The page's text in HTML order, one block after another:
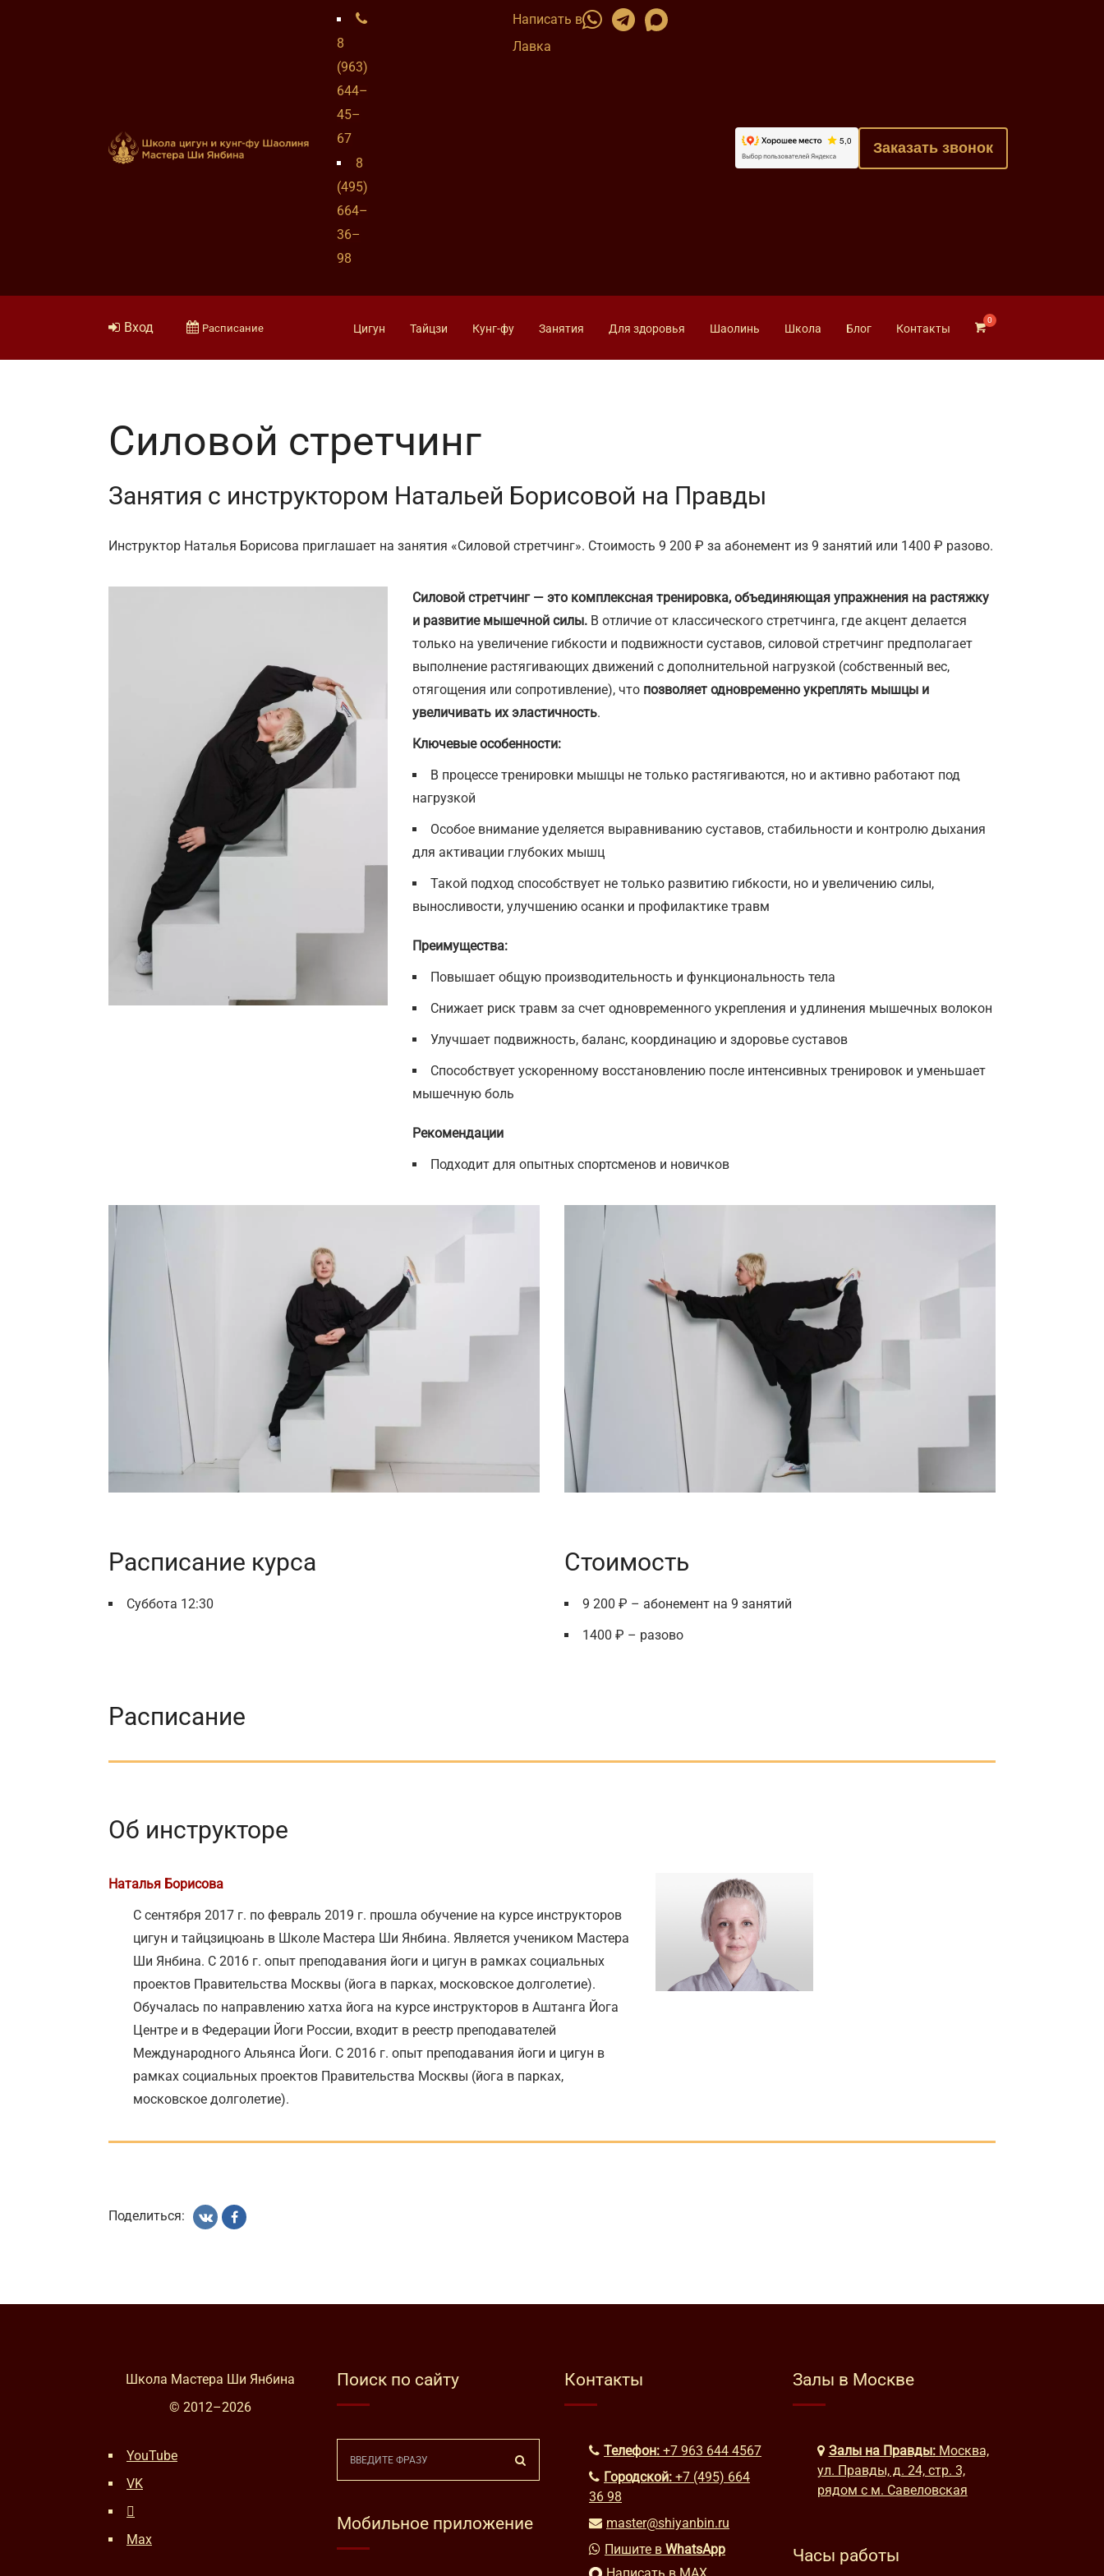
8
(963)
644–
45–
67
8
(495)
664–
36–
98
Написать в
Лавка
Заказать звонок
Вход Расписание Цигун Тайцзи Кунг-фу Занятия Для здоровья Шаолинь Школа Блог Контакты
Силовой стретчинг
Занятия с инструктором Натальей Борисовой на Правды
Инструктор Наталья Борисова приглашает на занятия «Силовой стретчинг». Стоимость 9 200 ₽ за абонемент из 9 занятий или 1400 ₽ разово.
Силовой стретчинг — это комплексная тренировка, объединяющая упражнения на растяжку
и развитие мышечной силы. В отличие от классического стретчинга, где акцент делается
только на увеличение гибкости и подвижности суставов, силовой стретчинг предполагает
выполнение растягивающих движений с дополнительной нагрузкой (собственный вес,
отягощения или сопротивление), что позволяет одновременно укреплять мышцы и
увеличивать их эластичность.
Ключевые особенности:
В процессе тренировки мышцы не только растягиваются, но и активно работают под
нагрузкой
Особое внимание уделяется выравниванию суставов, стабильности и контролю дыхания
для активации глубоких мышц
Такой подход способствует не только развитию гибкости, но и увеличению силы,
выносливости, улучшению осанки и профилактике травм
Преимущества:
Повышает общую производительность и функциональность тела
Снижает риск травм за счет одновременного укрепления и удлинения мышечных волокон
Улучшает подвижность, баланс, координацию и здоровье суставов
Способствует ускоренному восстановлению после интенсивных тренировок и уменьшает
мышечную боль
Рекомендации
Подходит для опытных спортсменов и новичков
Расписание курса
Суббота 12:30
Стоимость
9 200 ₽ – абонемент на 9 занятий
1400 ₽ – разово
Расписание
Об инструкторе
Наталья Борисова
С сентября 2017 г. по февраль 2019 г. прошла обучение на курсе инструкторов
цигун и тайцзицюань в Школе Мастера Ши Янбина. Является учеником Мастера
Ши Янбина. С 2016 г. опыт преподавания йоги и цигун в рамках социальных
проектов Правительства Москвы (йога в парках, московское долголетие).
Обучалась по направлению хатха йога на курсе инструкторов в Аштанга Йога
Центре и в Федерации Йоги России, входит в реестр преподавателей
Международного Альянса Йоги. С 2016 г. опыт преподавания йоги и цигун в
рамках социальных проектов Правительства Москвы (йога в парках,
московское долголетие).
Поделиться:
Школа Мастера Ши Янбина
© 2012–2026
YouTube
VK
Max
Поиск по сайту
Мобильное приложение
Контакты
Телефон: +7 963 644 4567
Городской: +7 (495) 664
36 98
master@shiyanbin.ru
Пишите в WhatsApp
Залы в Москве
Залы на Правды: Москва,
ул. Правды, д. 24, стр. 3,
рядом с м. Савеловская
Часы работы